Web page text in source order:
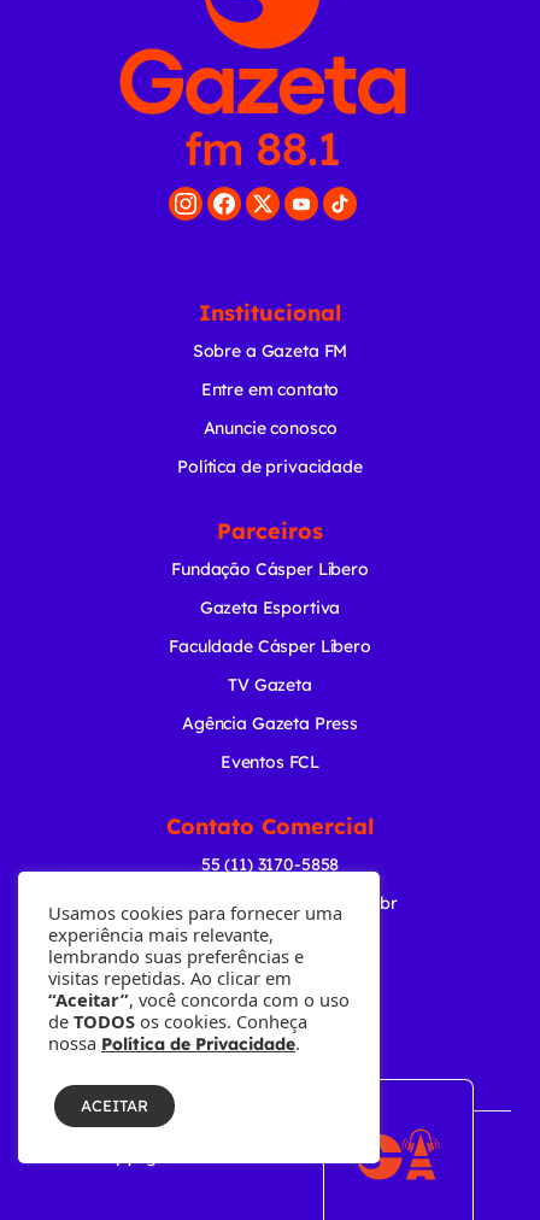
Institucional
Sobre a Gazeta FM
Entre em contato
Anuncie conosco
Política de privacidade
Parceiros
Fundação Cásper Líbero
Gazeta Esportiva
Faculdade Cásper Líbero
TV Gazeta
Agência Gazeta Press
Eventos FCL
Contato Comercial
55 (11) 3170-5858
comercial@radiogazeta.com.br
Baixe nosso APP
© Copyright 2001-2026 • Fundação Cásper Líbero.
Usamos cookies para fornecer uma
experiência mais relevante,
lembrando suas preferências e
visitas repetidas. Ao clicar em
“Aceitar”, você concorda com o uso
de TODOS os cookies. Conheça
nossa Política de Privacidade.
ACEITAR